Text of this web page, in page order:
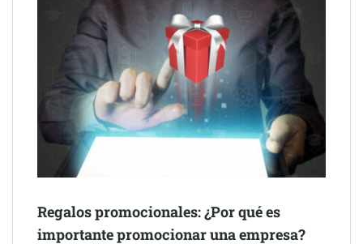
Eulalia Roig lanza ‘The Journal’, una revista digital mensual de
entrevistas y fotografía editorial
Regalos promocionales: ¿Por qué es
importante promocionar una empresa?